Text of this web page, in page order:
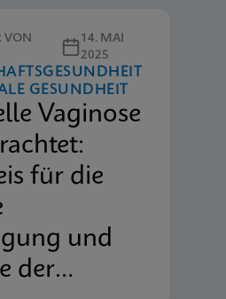
VON
14. MAI
2025
GESUNDHEIT
Vaginose
für die
und
der